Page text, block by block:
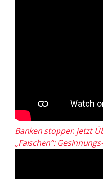
Banken stoppen jetzt
„Falschen“: